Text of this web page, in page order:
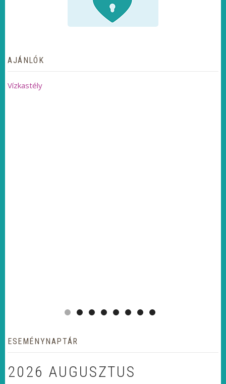
AJÁNLÓK
Vízkastély
ESEMÉNYNAPTÁR
2026 AUGUSZTUS